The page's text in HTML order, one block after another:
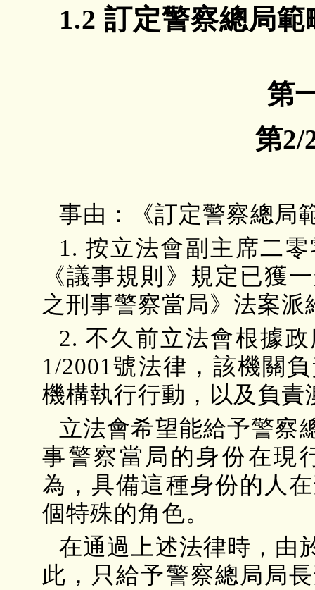
1.2 訂定警察總局
第
第2/
事由：《訂定警察總局
1. 按立法會副主席二
《議事規則》規定已獲
之刑事警察當局》法案
2. 不久前立法會根據
1/2001號法律，該機關
機構執行行動，以及負
立法會希望能給予警察
事警察當局的身份在現
為，具備這種身份的人
個特殊的角色。
在通過上述法律時，由
此，只給予警察總局局